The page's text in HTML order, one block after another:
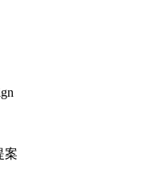
案